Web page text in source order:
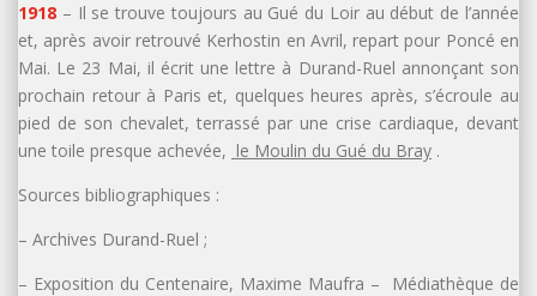
1918 – Il se trouve toujours au Gué du Loir au début de l’année
et, après avoir retrouvé Kerhostin en Avril, repart pour Poncé en
Mai. Le 23 Mai, il écrit une lettre à Durand-Ruel annonçant son
prochain retour à Paris et, quelques heures après, s’écroule au
pied de son chevalet, terrassé par une crise cardiaque, devant
une toile presque achevée, le Moulin du Gué du Bray .
Sources bibliographiques :
– Archives Durand-Ruel ;
– Exposition du Centenaire, Maxime Maufra – Médiathèque de